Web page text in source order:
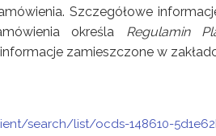
Szczegółowe
określa Regulamin
zamieszczone w
search/list/ocds-148610-